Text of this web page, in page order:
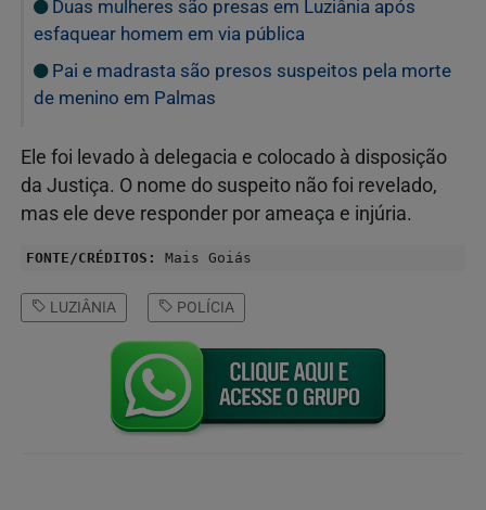
Duas mulheres são presas em Luziânia após
esfaquear homem em via pública
Pai e madrasta são presos suspeitos pela morte
de menino em Palmas
Ele foi levado à delegacia e colocado à disposição
da Justiça. O nome do suspeito não foi revelado,
mas ele deve responder por ameaça e injúria.
FONTE/CRÉDITOS: Mais Goiás
LUZIÂNIA POLÍCIA